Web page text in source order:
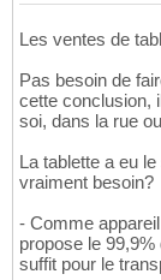
Les ventes de
Pas besoin de
cette conclusion,
soi, dans la rue
La tablette a eu
vraiment besoin?
- Comme
propose le
suffit pour le